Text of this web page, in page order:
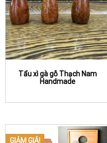
Tẩu xì gà gỗ Thạch Nam
Handmade
GIẢM GIÁ!